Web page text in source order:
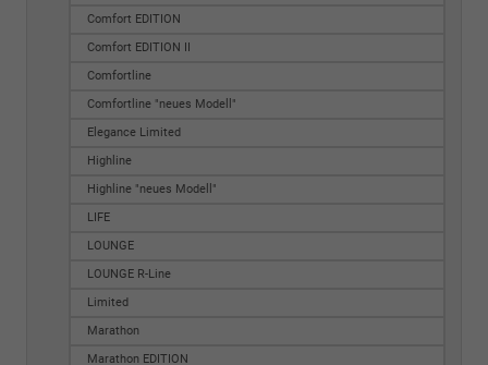
Comfort EDITION
Comfort EDITION II
Comfortline
Comfortline "neues Modell"
Elegance Limited
Highline
Highline "neues Modell"
LIFE
LOUNGE
LOUNGE R-Line
Limited
Marathon
Marathon EDITION